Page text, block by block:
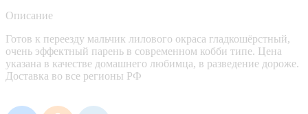
Описание
Готов к переезду мальчик лилового окраса гладкошёрстный,
очень эффектный парень в современном кобби типе. Цена
указана в качестве домашнего любимца, в разведение дороже.
Доставка во все регионы РФ